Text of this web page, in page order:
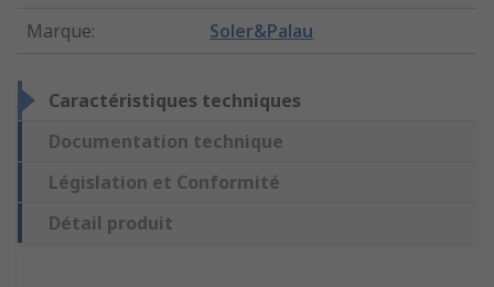
Marque: Soler&Palau
Caractéristiques techniques
Documentation technique
Législation et Conformité
Détail produit